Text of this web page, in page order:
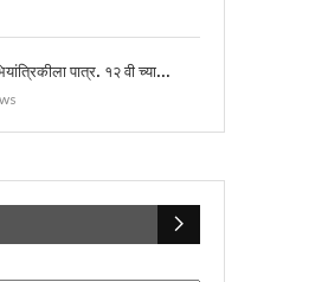
पात्र. १२ वी च्या...